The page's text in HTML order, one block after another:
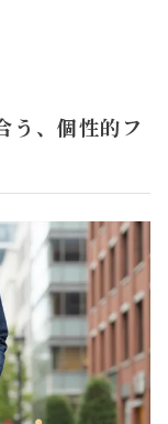
う、個性的フ